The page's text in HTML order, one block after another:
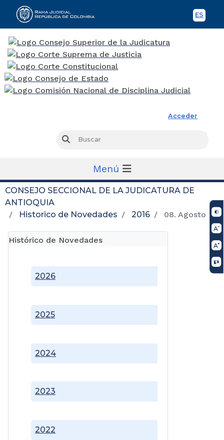
ES
Acceder
Buscar
Menú
CONSEJO SECCIONAL DE LA JUDICATURA DE
ANTIOQUIA
Historico de Novedades
2016 08. Agosto
Histórico de Novedades
2022
2023
2024
2025
2026